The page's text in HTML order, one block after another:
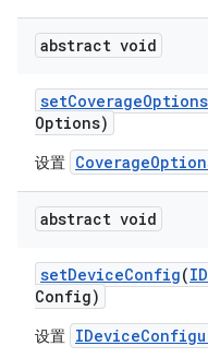
abstract void
setCoverageOptions
Options)
设置
abstract void
setDeviceConfig(
Config)
设置